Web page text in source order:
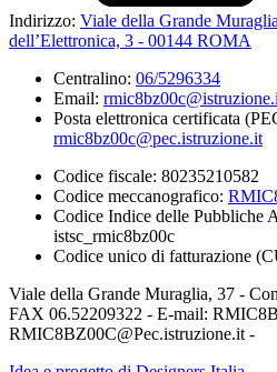
Indirizzo: Viale della Grande
dell’Elettronica, 3 - 00144 ROMA
Centralino: 06/5296334
Email:
Posta elettronica certificata
rmic8bz00c@pec.istruzione.it
Codice fiscale: 80235210582
Codice meccanografico:
Codice Indice delle Pubbliche
istsc_rmic8bz00c
Codice unico di fatturazione
Viale della Grande Muraglia, 37 -
FAX 06.52209322 - E-mail:
RMIC8BZ00C@Pec.istruzione.it -